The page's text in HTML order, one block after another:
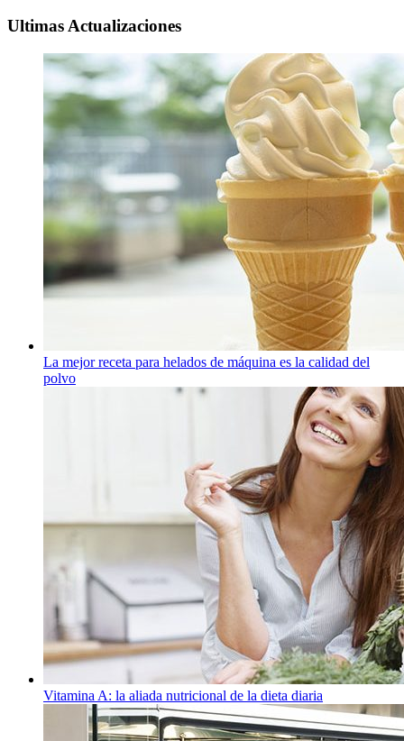
Ultimas Actualizaciones
La mejor receta para helados de máquina es la calidad del
polvo
Vitamina A: la aliada nutricional de la dieta diaria